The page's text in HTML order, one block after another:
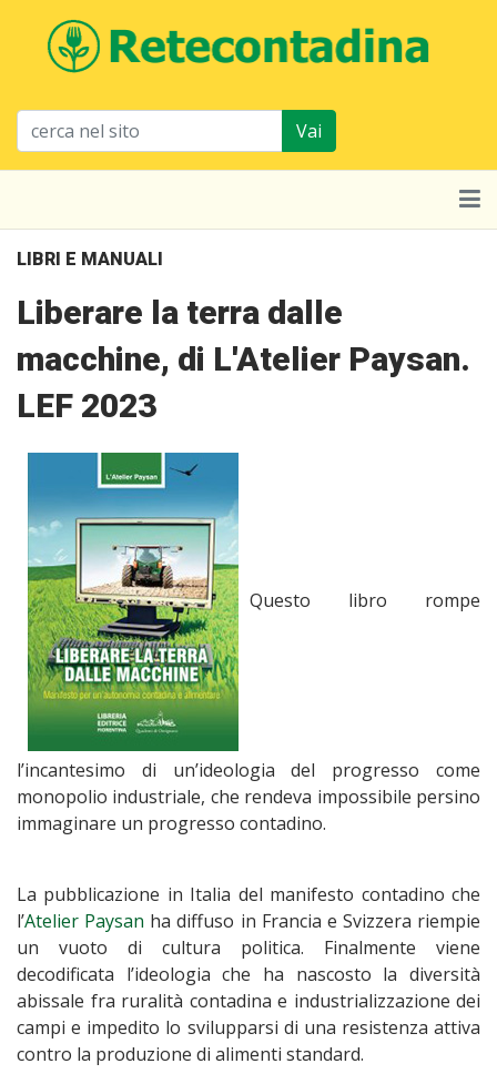
Vai
LIBRI E MANUALI
Liberare la terra dalle
macchine, di L'Atelier Paysan.
LEF 2023
Questo libro rompe
l’incantesimo di un’ideologia del progresso come
monopolio industriale, che rendeva impossibile persino
immaginare un progresso contadino.
La pubblicazione in Italia del manifesto contadino che
l’Atelier Paysan ha diffuso in Francia e Svizzera riempie
un vuoto di cultura politica. Finalmente viene
decodificata l’ideologia che ha nascosto la diversità
abissale fra ruralità contadina e industrializzazione dei
campi e impedito lo svilupparsi di una resistenza attiva
contro la produzione di alimenti standard.